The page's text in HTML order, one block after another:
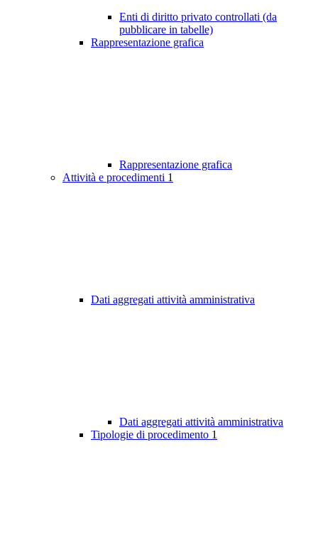
Enti di diritto privato controllati (da
pubblicare in tabelle)
Rappresentazione grafica
Rappresentazione grafica
Attività e procedimenti 1
Dati aggregati attività amministrativa
Dati aggregati attività amministrativa
Tipologie di procedimento 1